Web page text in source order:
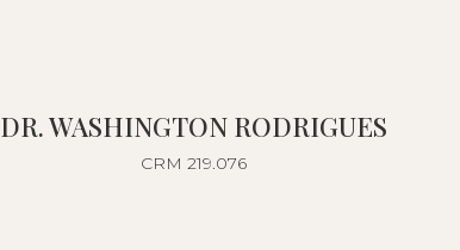
DR. WASHINGTON RODRIGUES
CRM 219.076